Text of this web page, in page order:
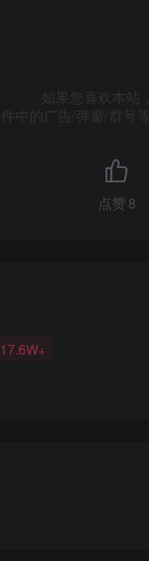
如果您喜欢本站
中的广告/弹窗/群号
点赞 8
17.6W+